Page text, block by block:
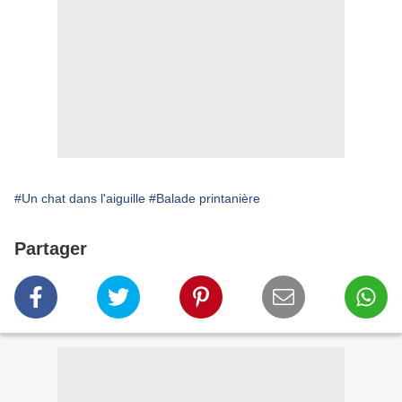
#Un chat dans l'aiguille #Balade printanière
Partager